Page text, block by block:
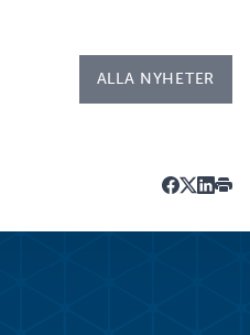
ALLA NYHETER